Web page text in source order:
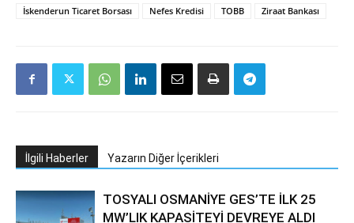
İskenderun Ticaret Borsası Nefes Kredisi TOBB Ziraat Bankası
İlgili Haberler Yazarın Diğer İçerikleri
TOSYALI OSMANİYE GES’TE İLK 25
MW’LIK KAPASİTEYİ DEVREYE ALDI